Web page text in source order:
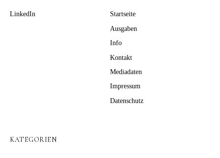
LinkedIn
Startseite
Ausgaben
Info
Kontakt
Mediadaten
Impressum
Datenschutz
KATEGORIEN